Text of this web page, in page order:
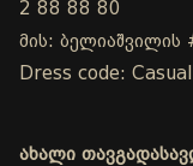
2 88 88 80
მის: ბელიაშვილის
Dress code:
ახალი